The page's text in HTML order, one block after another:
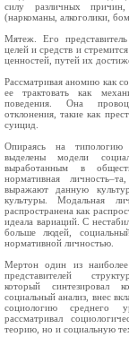
силу различных
(наркоманы, алкоголики,
Мятеж. Его
целей и средств и
ценностей, путей их
Рассматривая аномию как
ее трактовать как
поведения. Она
отклонения, такие как
суицид.
Опираясь на типологию
выделены модели
выработанным в
нормативная
выражают данную
культуры. Модальная
распространена как
идеала вариаций. С
больше людей,
нормативной личностью.
Мертон один из
представителей
который синтезировал
социальный анализ, внес
социологию среднего
рассматривал
теорию, но и социальную